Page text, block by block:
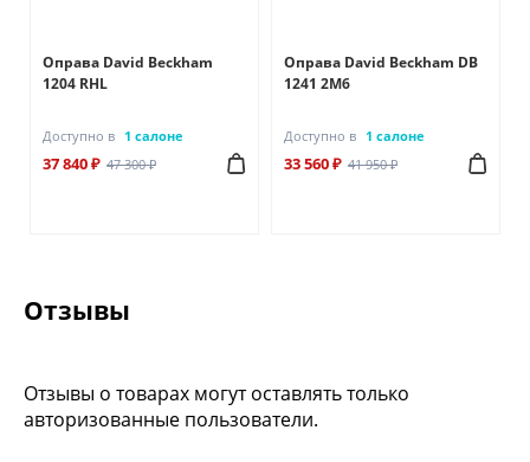
Оправа David Beckham
1204 RHL
Доступно в 1 салоне
37 840 ₽ 47 300 ₽
Оправа David Beckham DB
1241 2M6
Доступно в 1 салоне
33 560 ₽ 41 950 ₽
Отзывы
Отзывы о товарах могут оставлять только
авторизованные пользователи.